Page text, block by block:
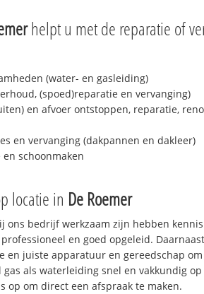
helpt u met de reparatie of
(water- en gasleiding)
(spoed)reparatie en vervanging)
en afvoer ontstoppen, reparatie,
en vervanging (dakpannen en dakleer)
schoonmaken
locatie in De Roemer
ons bedrijf werkzaam zijn hebben
en goed opgeleid.
en juiste apparatuur en gereedschap
als waterleiding snel en vakkundig op
op om direct een afspraak te maken.